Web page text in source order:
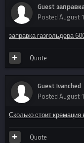
Guest
Posted August
заправка газгольдера
Quote
Guest Ivanched
Posted August
Сколько стоит кремация
Quote